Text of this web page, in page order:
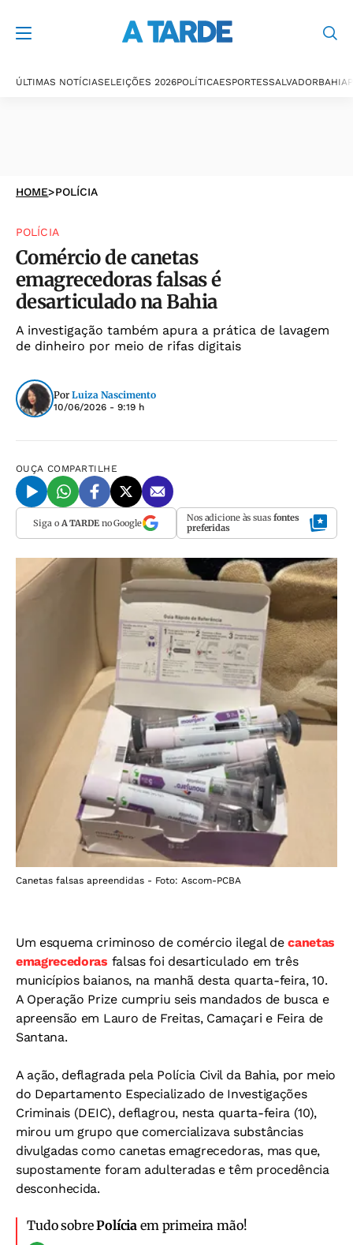
ÚLTIMAS NOTÍCIASELEIÇÕES 2026POLÍTICAESPORTESSALVADORBAHIA
HOME>POLÍCIA
POLÍCIA
Comércio de canetas
emagrecedoras falsas é
desarticulado na Bahia
A investigação também apura a prática de lavagem
de dinheiro por meio de rifas digitais
Por Luiza Nascimento
10/06/2026 - 9:19 h
OUÇA COMPARTILHE
Siga o A TARDEno Google Nos adicione às suas fontes
preferidas
Canetas falsas apreendidas - Foto: Ascom-PCBA
Um esquema criminoso de comércio ilegal decanetas
emagrecedoras falsas foi desarticulado em três
municípios baianos, na manhã desta quarta-feira, 10.
A Operação Prize cumpriu seis mandados de busca e
apreensão em Lauro de Freitas, Camaçari e Feira de
Santana.
A ação, deflagrada pela Polícia Civil da Bahia, por meio
do Departamento Especializado de Investigações
Criminais (DEIC), deflagrou, nesta quarta-feira (10),
mirou um grupo que comercializava substâncias
divulgadas como canetas emagrecedoras, mas que,
supostamente foram adulteradas e têm procedência
desconhecida.
Tudo sobrePolícia em primeira mão!